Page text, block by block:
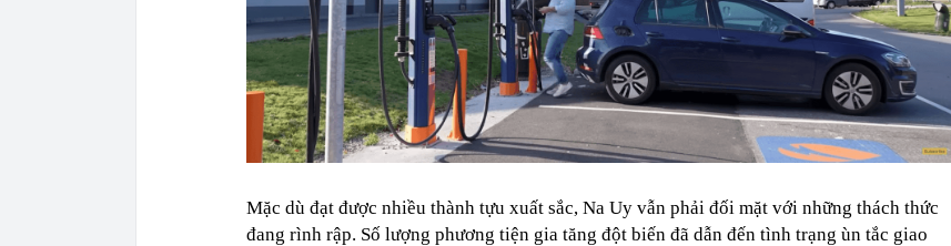
Mặc dù đạt được nhiều thành tựu xuất sắc, Na Uy vẫn phải đối mặt với những thách thức
đang rình rập. Số lượng phương tiện gia tăng đột biến đã dẫn đến tình trạng ùn tắc giao